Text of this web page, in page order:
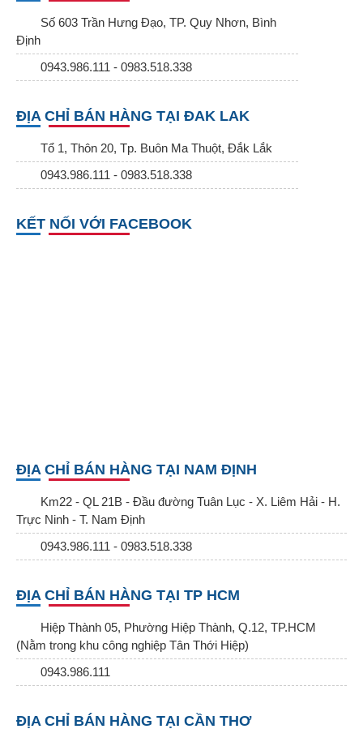
Số 603 Trần Hưng Đạo, TP. Quy Nhơn, Bình
Định
0943.986.111 - 0983.518.338
ĐỊA CHỈ BÁN HÀNG TẠI ĐAK LAK
Tổ 1, Thôn 20, Tp. Buôn Ma Thuột, Đắk Lắk
0943.986.111 - 0983.518.338
KẾT NỐI VỚI FACEBOOK
ĐỊA CHỈ BÁN HÀNG TẠI NAM ĐỊNH
Km22 - QL 21B - Đầu đường Tuân Lục - X. Liêm Hải - H.
Trực Ninh - T. Nam Định
0943.986.111 - 0983.518.338
ĐỊA CHỈ BÁN HÀNG TẠI TP HCM
Hiệp Thành 05, Phường Hiệp Thành, Q.12, TP.HCM
(Nằm trong khu công nghiệp Tân Thới Hiệp)
0943.986.111
ĐỊA CHỈ BÁN HÀNG TẠI CẦN THƠ